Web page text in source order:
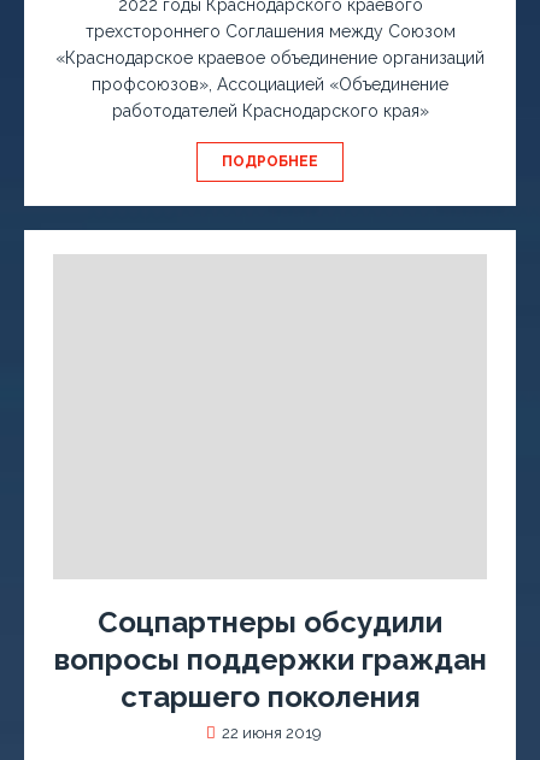
2022 годы Краснодарского краевого
трехстороннего Соглашения между Союзом
«Краснодарское краевое объединение организаций
профсоюзов», Ассоциацией «Объединение
работодателей Краснодарского края»
ПОДРОБНЕЕ
Соцпартнеры обсудили
вопросы поддержки граждан
старшего поколения
22 июня 2019